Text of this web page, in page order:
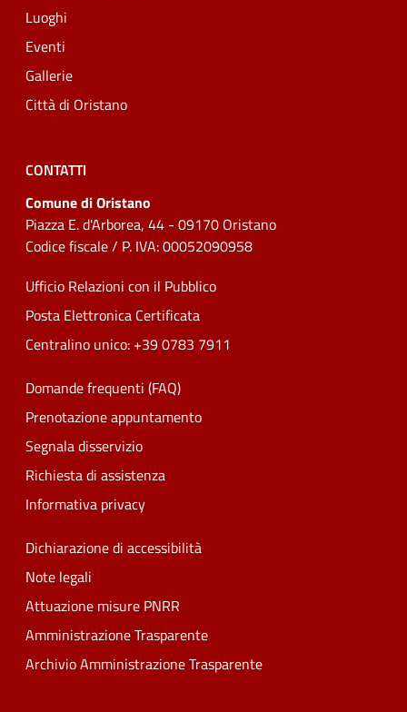
Luoghi
Eventi
Gallerie
Città di Oristano
CONTATTI
Comune di Oristano
Piazza E. d'Arborea, 44 - 09170 Oristano
Codice fiscale / P. IVA: 00052090958
Ufficio Relazioni con il Pubblico
Posta Elettronica Certificata
Centralino unico: +39 0783 7911
Domande frequenti (FAQ)
Prenotazione appuntamento
Segnala disservizio
Richiesta di assistenza
Informativa privacy
Dichiarazione di accessibilità
Note legali
Attuazione misure PNRR
Amministrazione Trasparente
Archivio Amministrazione Trasparente